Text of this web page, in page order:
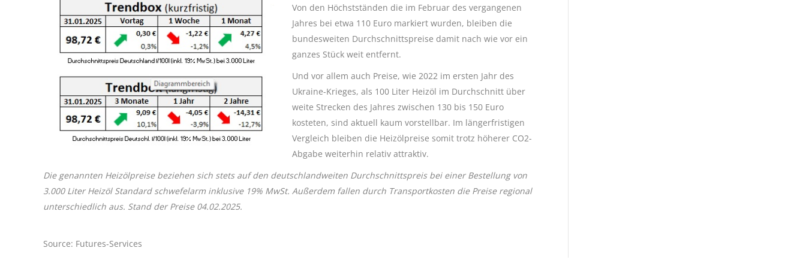
Von den Höchstständen die im Februar des vergangenen
Jahres bei etwa 110 Euro markiert wurden, bleiben die
bundesweiten Durchschnittspreise damit nach wie vor ein
ganzes Stück weit entfernt.
Und vor allem auch Preise, wie 2022 im ersten Jahr des
Ukraine-Krieges, als 100 Liter Heizöl im Durchschnitt über
weite Strecken des Jahres zwischen 130 bis 150 Euro
kosteten, sind aktuell kaum vorstellbar. Im längerfristigen
Vergleich bleiben die Heizölpreise somit trotz höherer CO2-
Abgabe weiterhin relativ attraktiv.
Die genannten Heizölpreise beziehen sich stets auf den deutschlandweiten Durchschnittspreis bei einer Bestellung von
3.000 Liter Heizöl Standard schwefelarm inklusive 19% MwSt. Außerdem fallen durch Transportkosten die Preise regional
unterschiedlich aus. Stand der Preise 04.02.2025.
Source: Futures-Services